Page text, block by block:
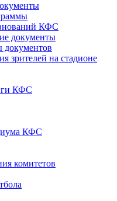
КФС
документы
документов
зрителей на стадионе
КФС
КФС
комитетов